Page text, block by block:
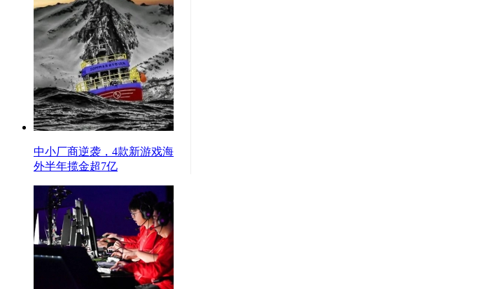
中小厂商逆袭，4款新游戏海
外半年揽金超7亿